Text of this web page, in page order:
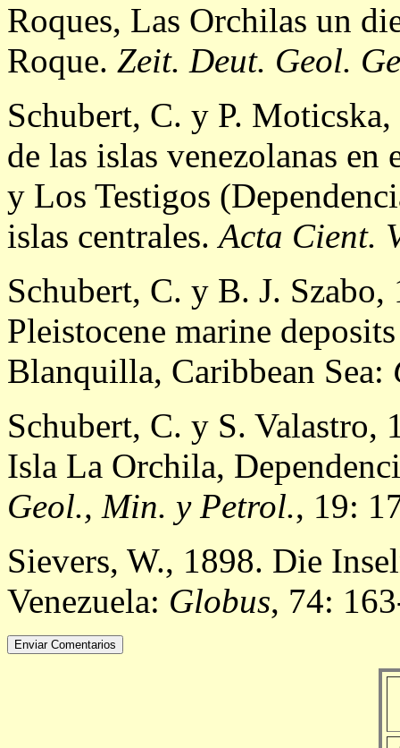
Roques, Las Orchilas un
Roque. Zeit. Deut. Geol.
Schubert, C. y P.
de las islas venezolanas
y Los Testigos
islas centrales.Acta Cient.
Schubert, C. y B. J.
Pleistocene marine
Blanquilla, Caribbean Sea:
Schubert, C. y S. Valastro,
Isla La Orchila,
Geol., Min. y Petrol., 19:
Sievers, W., 1898. Die
Venezuela: Globus, 74: